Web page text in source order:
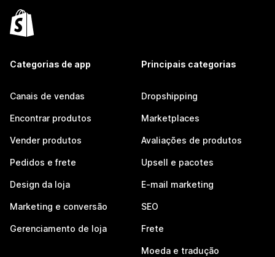
Categorias de app
Canais de vendas
Encontrar produtos
Vender produtos
Pedidos e frete
Design da loja
Marketing e conversão
Gerenciamento de loja
Principais categorias
Dropshipping
Marketplaces
Avaliações de produtos
Upsell e pacotes
E-mail marketing
SEO
Frete
Moeda e tradução